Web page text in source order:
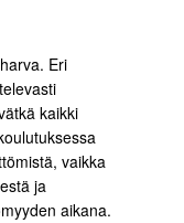
Eri
kaikki
vaikka
ja
aikana.